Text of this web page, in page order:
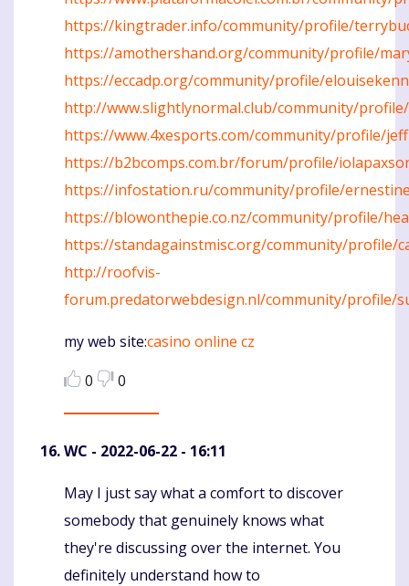
https://kingtrader.info/community/profile/
https://amothershand.org/community/profile/
https://eccadp.org/community/profile/
http://www.slightlynormal.club/community/
https://www.4xesports.com/community/profile/
https://b2bcomps.com.br/forum/profile/
https://infostation.ru/community/profile/
https://blowonthepie.co.nz/community/profile/
https://standagainstmisc.org/community/profile/
http://roofvis-
forum.predatorwebdesign.nl/community/profile/
my web site:casino online cz
0
0
WC - 2022-06-22 - 16:11
Komentaras
May I just say what a comfort to discover
somebody that genuinely knows what
they're discussing over the internet. You
definitely understand how to